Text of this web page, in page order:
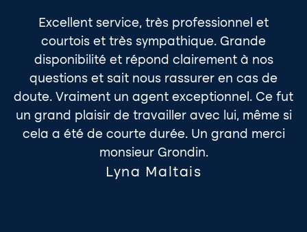
Excellent service, très professionnel et
courtois et très sympathique. Grande
disponibilité et répond clairement à nos
questions et sait nous rassurer en cas de
doute. Vraiment un agent exceptionnel. Ce fut
un grand plaisir de travailler avec lui, même si
cela a été de courte durée. Un grand merci
monsieur Grondin.
Lyna Maltais